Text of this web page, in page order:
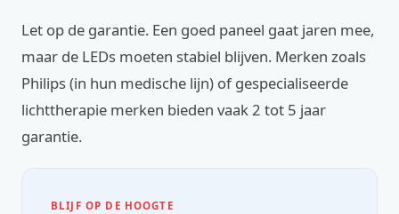
Let op de garantie. Een goed paneel gaat jaren mee,
maar de LEDs moeten stabiel blijven. Merken zoals
Philips (in hun medische lijn) of gespecialiseerde
lichttherapie merken bieden vaak 2 tot 5 jaar
garantie.
BLIJF OP DE HOOGTE